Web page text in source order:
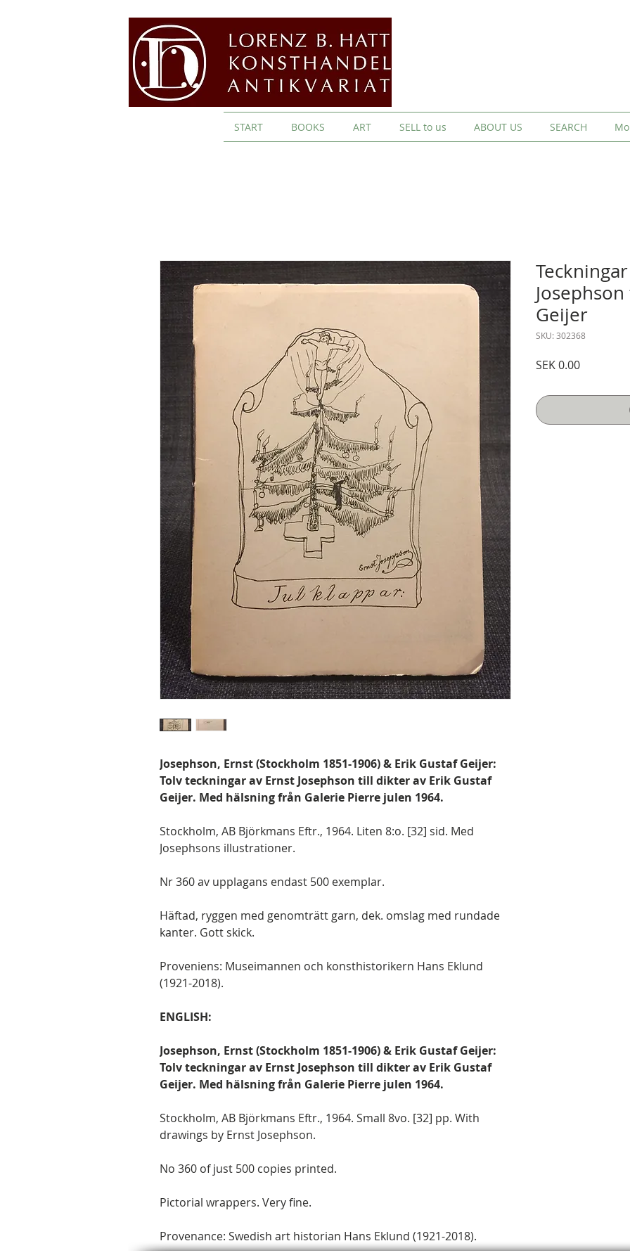
START BOOKS ART SELL to us ABOUT US SEARCH
Josephson, Ernst (Stockholm 1851-1906) & Erik Gustaf Geijer:
Tolv teckningar av Ernst Josephson till dikter av Erik Gustaf
Geijer. Med hälsning från Galerie Pierre julen 1964.
Stockholm, AB Björkmans Eftr., 1964. Liten 8:o. [32] sid. Med
Josephsons illustrationer.
Nr 360 av upplagans endast 500 exemplar.
Häftad, ryggen med genomträtt garn, dek. omslag med rundade
kanter. Gott skick.
Proveniens: Museimannen och konsthistorikern Hans Eklund
(1921-2018).
ENGLISH:
Josephson, Ernst (Stockholm 1851-1906) & Erik Gustaf Geijer:
Tolv teckningar av Ernst Josephson till dikter av Erik Gustaf
Geijer. Med hälsning från Galerie Pierre julen 1964.
Stockholm, AB Björkmans Eftr., 1964. Small 8vo. [32] pp. With
drawings by Ernst Josephson.
No 360 of just 500 copies printed.
Pictorial wrappers. Very fine.
Provenance: Swedish art historian Hans Eklund (1921-2018).
Geijer
SKU: 302368
SEK 0.00Price